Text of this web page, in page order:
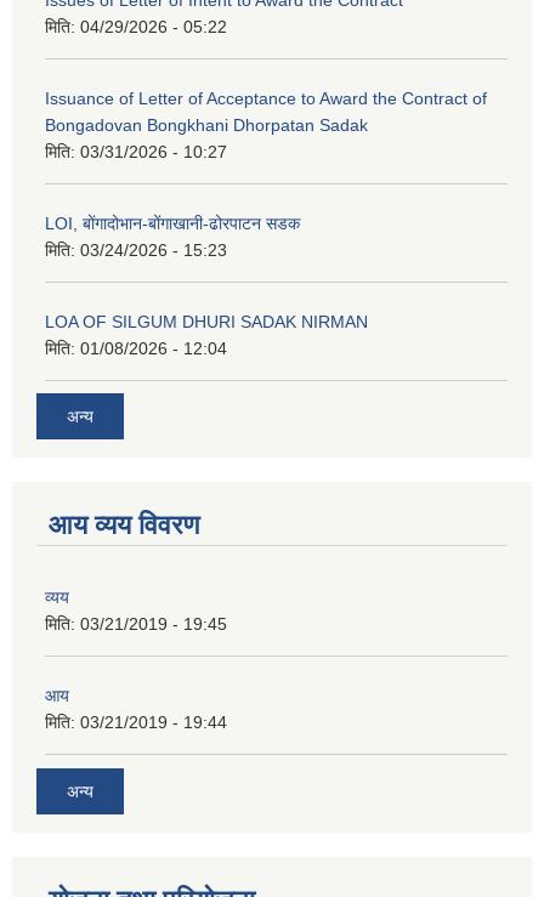
मिति: 04/29/2026 - 05:22
Issuance of Letter of Acceptance to Award the Contract of
Bongadovan Bongkhani Dhorpatan Sadak
मिति: 03/31/2026 - 10:27
LOI, बोंगादोभान-बोंगाखानी-ढोरपाटन सडक
मिति: 03/24/2026 - 15:23
LOA OF SILGUM DHURI SADAK NIRMAN
मिति: 01/08/2026 - 12:04
अन्य
आय व्यय विवरण
व्यय
मिति: 03/21/2019 - 19:45
आय
मिति: 03/21/2019 - 19:44
अन्य